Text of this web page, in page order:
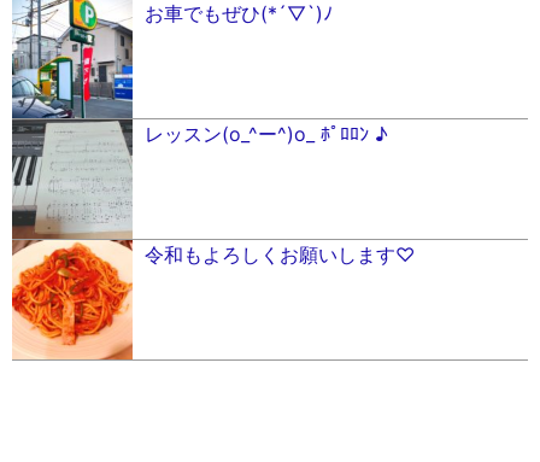
お車でもぜひ(*´▽`)ﾉ
レッスン(o_^ー^)o_ ﾎﾟﾛﾛﾝ ♪
令和もよろしくお願いします♡